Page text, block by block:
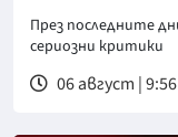
През последните
сериозни критики
06 август | 9:56